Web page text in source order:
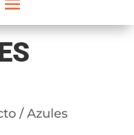
/ Azules